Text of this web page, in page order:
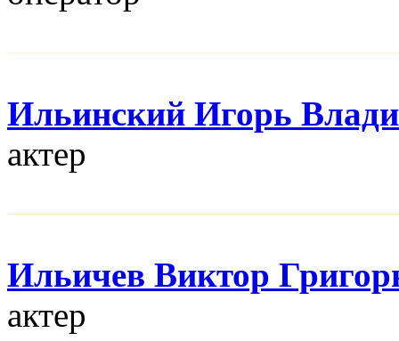
Ильинский Игорь
актер
Ильичев Виктор
актер